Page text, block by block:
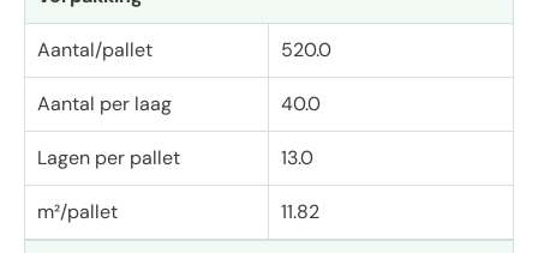
Aantal/pallet 520.0
Aantal per laag 40.0
Lagen per pallet 13.0
m²/pallet 11.82